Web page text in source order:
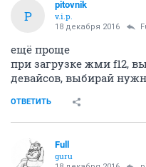
P
pitovnik
v.i.p.
18 декабря 2016
ещё проще
при загрузке жми f12,
девайсов, выбирай
ОТВЕТИТЬ
Full
guru